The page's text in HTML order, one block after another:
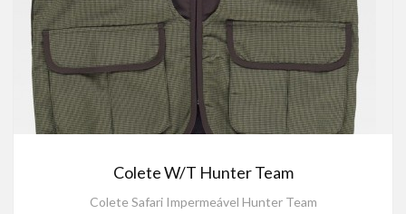
Colete W/T Hunter Team
Colete Safari Impermeável Hunter Team